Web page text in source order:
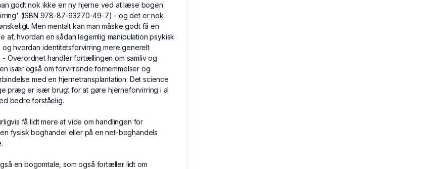
godt nok ikke en ny hjerne ved at læse bogen
(ISBN 978-87-93270-49-7) - og det er nok
Men mentalt kan man måske godt få en
af, hvordan en sådan legemlig manipulation psykisk
og hvordan identitetsforvirring mere generelt
- Overordnet handler fortællingen om samliv og
især også om forvirrende fornemmelser og
med en hjernetransplantation. Det science
præg er især brugt for at gøre hjerneforvirring i al
bedre forståelig.
få lidt mere at vide om handlingen for
fysisk boghandel eller på en net-boghandels
en bogomtale, som også fortæller lidt om